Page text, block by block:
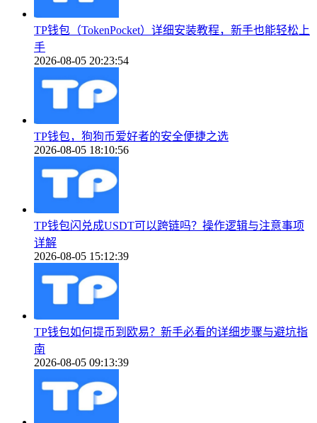
TP钱包（TokenPocket）详细安装教程，新手也能轻松上
手
2026-08-05 20:23:54
TP钱包，狗狗币爱好者的安全便捷之选
2026-08-05 18:10:56
TP钱包闪兑成USDT可以跨链吗？操作逻辑与注意事项
详解
2026-08-05 15:12:39
TP钱包如何提币到欧易？新手必看的详细步骤与避坑指
南
2026-08-05 09:13:39